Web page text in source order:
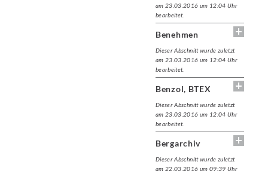
am 23.03.2016 um 12:04 Uhr
bearbeitet.
Benehmen
Dieser Abschnitt wurde zuletzt
am 23.03.2016 um 12:04 Uhr
bearbeitet.
Benzol, BTEX
Dieser Abschnitt wurde zuletzt
am 23.03.2016 um 12:04 Uhr
bearbeitet.
Bergarchiv
Dieser Abschnitt wurde zuletzt
am 22.03.2016 um 09:39 Uhr